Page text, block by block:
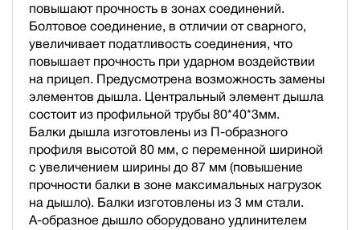
повышают прочность в зонах соединений.
Болтовое соединение, в отличии от сварного,
увеличивает податливость соединения, что
повышает прочность при ударном воздействии
на прицеп. Предусмотрена возможность замены
элементов дышла. Центральный элемент дышла
состоит из профильной трубы 80*40*3мм.
Балки дышла изготовлены из П-образного
профиля высотой 80 мм, с переменной шириной
с увеличением ширины до 87 мм (повышение
прочности балки в зоне максимальных нагрузок
на дышло). Балки изготовлены из 3 мм стали.
А-образное дышло оборудовано удлинителем